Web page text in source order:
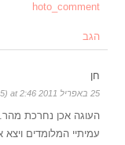
hoto_comment
הגב
חן
25 באפריל 2011 at 2:46 (15 שנים ago)
העוגה אכן נחרכת
עמיתיי המלומדים ויצא